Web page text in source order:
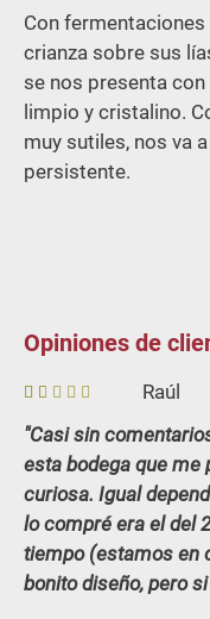
Con
crianza sobre sus
se nos presenta
limpio y cristalino.
muy sutiles, nos va
persistente.
Opiniones de
1
so
br
e
5
Raúl
Casi sin
esta bodega que me
curiosa. Igual
lo compré era el del
tiempo (estamos en
bonito diseño, pero